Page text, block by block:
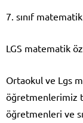
7. sınıf
LGS matematik
Ortaokul ve Lgs
öğretmenlerimiz
öğretmenleri ve